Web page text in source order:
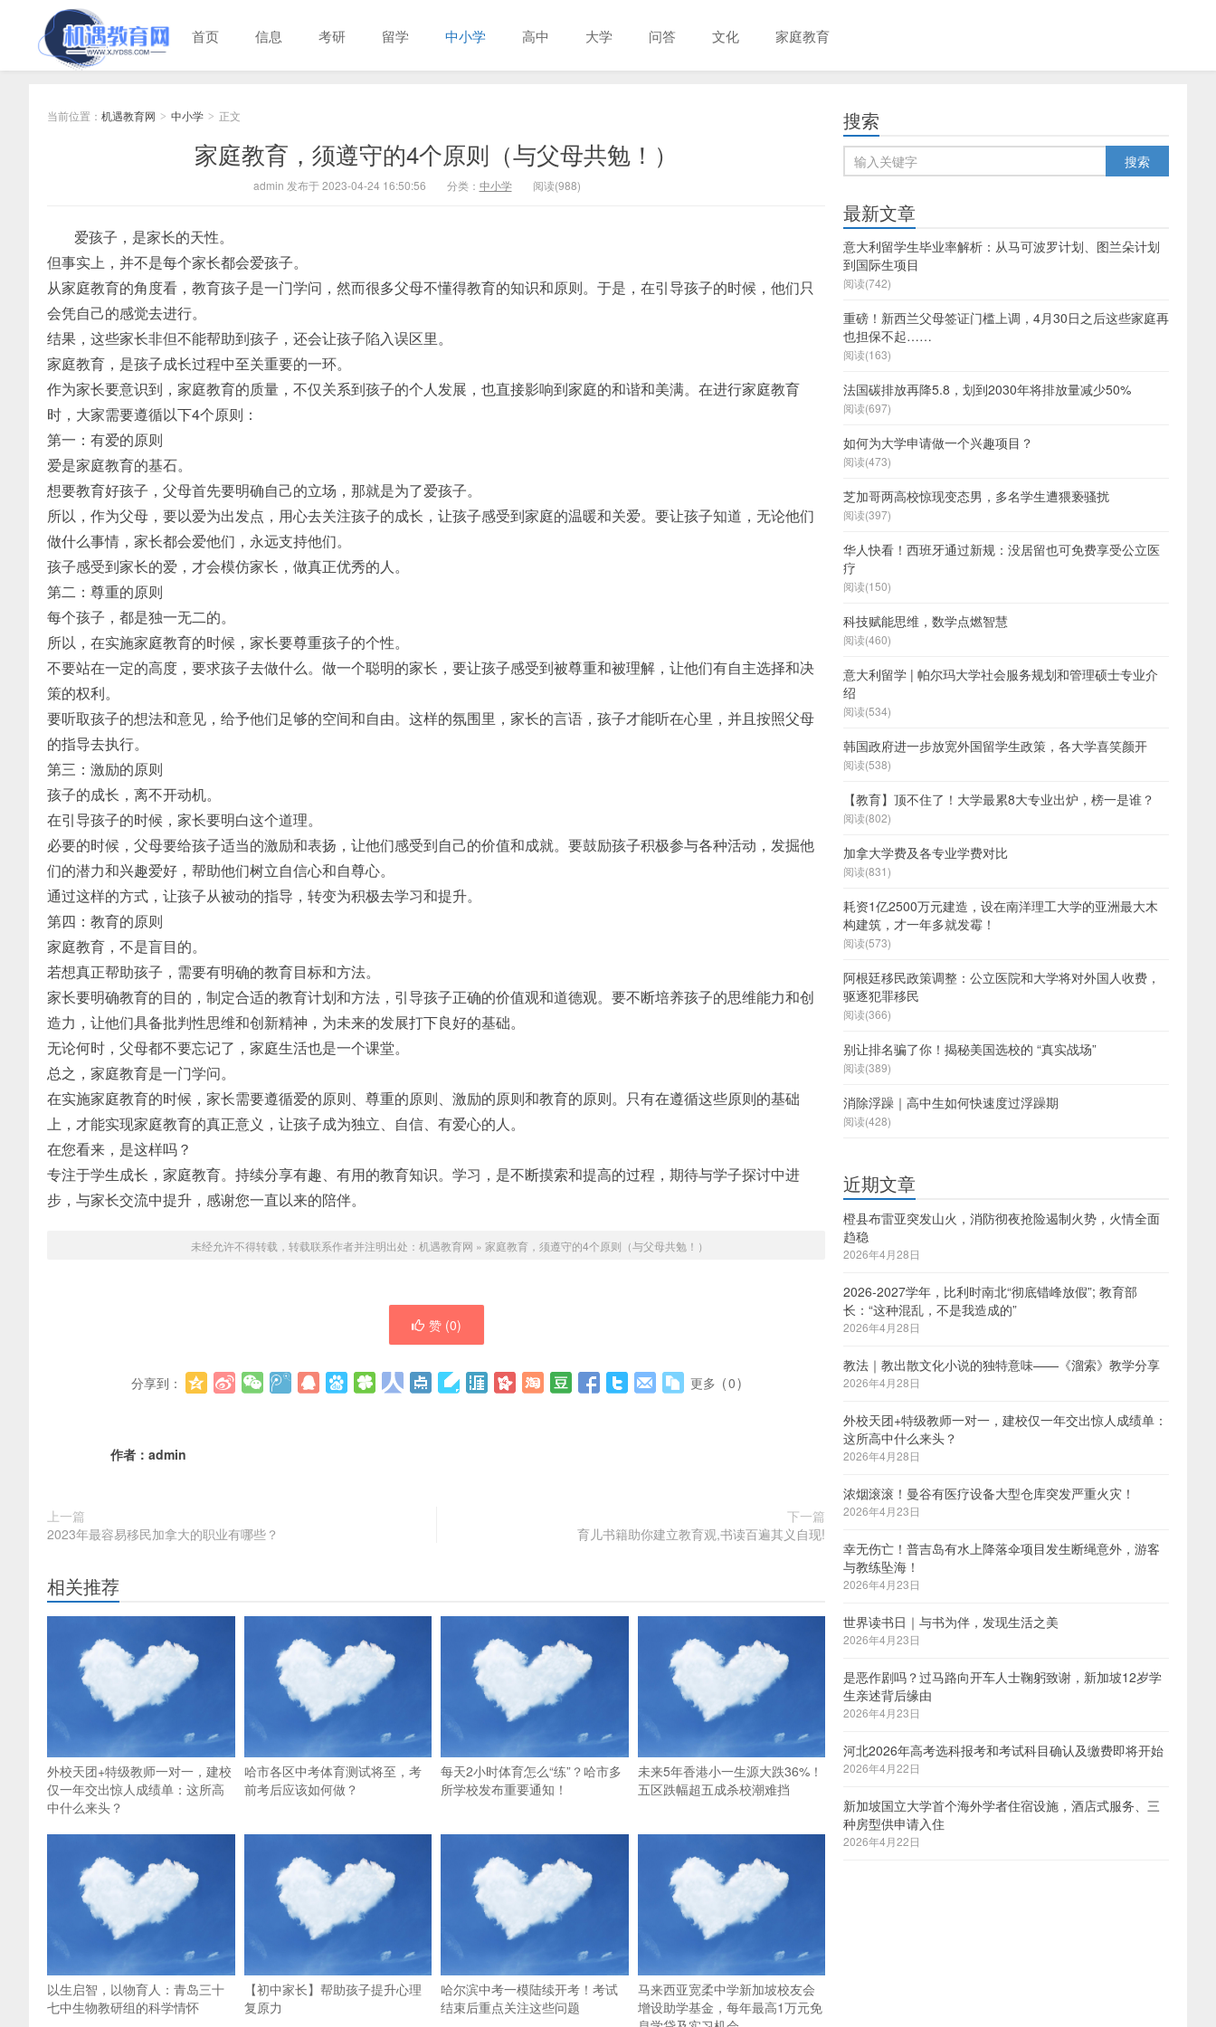
首页 信息 考研 留学 中小学 高中 大学 问答 文化 家庭教育
当前位置： 机遇教育网 > 中小学 > 正文
家庭教育，须遵守的4个原则（与父母共勉！）
admin 发布于 2023-04-24 16:50:56 分类： 中小学 阅读(988)
爱孩子，是家长的天性。
但事实上，并不是每个家长都会爱孩子。
从家庭教育的角度看，教育孩子是一门学问，然而很多父母不懂得教育的知识和原则。于是，在引导孩子的时候，他们只
会凭自己的感觉去进行。
结果，这些家长非但不能帮助到孩子，还会让孩子陷入误区里。
家庭教育，是孩子成长过程中至关重要的一环。
作为家长要意识到，家庭教育的质量，不仅关系到孩子的个人发展，也直接影响到家庭的和谐和美满。在进行家庭教育
时，大家需要遵循以下4个原则：
第一：有爱的原则
爱是家庭教育的基石。
想要教育好孩子，父母首先要明确自己的立场，那就是为了爱孩子。
所以，作为父母，要以爱为出发点，用心去关注孩子的成长，让孩子感受到家庭的温暖和关爱。要让孩子知道，无论他们
做什么事情，家长都会爱他们，永远支持他们。
孩子感受到家长的爱，才会模仿家长，做真正优秀的人。
第二：尊重的原则
每个孩子，都是独一无二的。
所以，在实施家庭教育的时候，家长要尊重孩子的个性。
不要站在一定的高度，要求孩子去做什么。做一个聪明的家长，要让孩子感受到被尊重和被理解，让他们有自主选择和决
策的权利。
要听取孩子的想法和意见，给予他们足够的空间和自由。这样的氛围里，家长的言语，孩子才能听在心里，并且按照父母
的指导去执行。
第三：激励的原则
孩子的成长，离不开动机。
在引导孩子的时候，家长要明白这个道理。
必要的时候，父母要给孩子适当的激励和表扬，让他们感受到自己的价值和成就。要鼓励孩子积极参与各种活动，发掘他
们的潜力和兴趣爱好，帮助他们树立自信心和自尊心。
通过这样的方式，让孩子从被动的指导，转变为积极去学习和提升。
第四：教育的原则
家庭教育，不是盲目的。
若想真正帮助孩子，需要有明确的教育目标和方法。
家长要明确教育的目的，制定合适的教育计划和方法，引导孩子正确的价值观和道德观。要不断培养孩子的思维能力和创
造力，让他们具备批判性思维和创新精神，为未来的发展打下良好的基础。
无论何时，父母都不要忘记了，家庭生活也是一个课堂。
总之，家庭教育是一门学问。
在实施家庭教育的时候，家长需要遵循爱的原则、尊重的原则、激励的原则和教育的原则。只有在遵循这些原则的基础
上，才能实现家庭教育的真正意义，让孩子成为独立、自信、有爱心的人。
在您看来，是这样吗？
专注于学生成长，家庭教育。持续分享有趣、有用的教育知识。学习，是不断摸索和提高的过程，期待与学子探讨中进
步，与家长交流中提升，感谢您一直以来的陪伴。
未经允许不得转载，转载联系作者并注明出处： 机遇教育网 » 家庭教育，须遵守的4个原则（与父母共勉！）
赞 (0)
分享到： 更多 (0)
作者： admin
上一篇
2023年最容易移民加拿大的职业有哪些？
下一篇
育儿书籍助你建立教育观,书读百遍其义自现!
相关推荐
外校天团+特级教师一对一，建校
仅一年交出惊人成绩单：这所高
中什么来头？
哈市各区中考体育测试将至，考
前考后应该如何做？
每天2小时体育怎么“练”？哈市多
所学校发布重要通知！
未来5年香港小一生源大跌36%！
五区跌幅超五成杀校潮难挡
以生启智，以物育人：青岛三十
七中生物教研组的科学情怀
【初中家长】帮助孩子提升心理
复原力
哈尔滨中考一模陆续开考！考试
结束后重点关注这些问题
马来西亚宽柔中学新加坡校友会
增设助学基金，每年最高1万元免
搜索
最新文章
意大利留学生毕业率解析：从马可波罗计划、图兰朵计划
到国际生项目
阅读(742)
重磅！新西兰父母签证门槛上调，4月30日之后这些家庭再
也担保不起……
阅读(163)
法国碳排放再降5.8，划到2030年将排放量减少50%
阅读(697)
如何为大学申请做一个兴趣项目？
阅读(473)
芝加哥两高校惊现变态男，多名学生遭猥亵骚扰
阅读(397)
华人快看！西班牙通过新规：没居留也可免费享受公立医
疗
阅读(150)
科技赋能思维，数学点燃智慧
阅读(460)
意大利留学 | 帕尔玛大学社会服务规划和管理硕士专业介
绍
阅读(534)
韩国政府进一步放宽外国留学生政策，各大学喜笑颜开
阅读(538)
【教育】顶不住了！大学最累8大专业出炉，榜一是谁？
阅读(802)
加拿大学费及各专业学费对比
阅读(831)
耗资1亿2500万元建造，设在南洋理工大学的亚洲最大木
构建筑，才一年多就发霉！
阅读(573)
阿根廷移民政策调整：公立医院和大学将对外国人收费，
驱逐犯罪移民
阅读(366)
别让排名骗了你！揭秘美国选校的 “真实战场”
阅读(389)
消除浮躁｜高中生如何快速度过浮躁期
阅读(428)
近期文章
橙县布雷亚突发山火，消防彻夜抢险遏制火势，火情全面
趋稳
2026年4月28日
2026-2027学年，比利时南北“彻底错峰放假”; 教育部
长：“这种混乱，不是我造成的”
2026年4月28日
教法｜教出散文化小说的独特意味——《溜索》教学分享
2026年4月28日
外校天团+特级教师一对一，建校仅一年交出惊人成绩单：
这所高中什么来头？
2026年4月28日
浓烟滚滚！曼谷有医疗设备大型仓库突发严重火灾！
2026年4月23日
幸无伤亡！普吉岛有水上降落伞项目发生断绳意外，游客
与教练坠海！
2026年4月23日
世界读书日｜与书为伴，发现生活之美
2026年4月23日
是恶作剧吗？过马路向开车人士鞠躬致谢，新加坡12岁学
生亲述背后缘由
2026年4月23日
河北2026年高考选科报考和考试科目确认及缴费即将开始
2026年4月22日
新加坡国立大学首个海外学者住宿设施，酒店式服务、三
种房型供申请入住
2026年4月22日